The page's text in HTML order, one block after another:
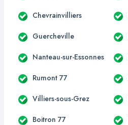
Chevrainvilliers
Guercheville
Nanteau-sur-Essonnes
Rumont 77
Villiers-sous-Grez
Boitron 77